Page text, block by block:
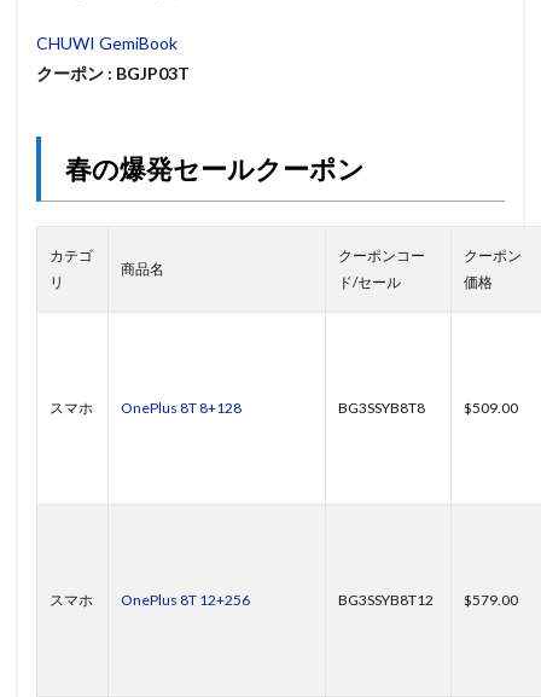
CHUWI GemiBook
クーポン : BGJP03T
春の爆発セールクーポン
カテゴ
リ
商品名
クーポンコー
ド/セール
クーポン
価格
スマホ OnePlus 8T 8+128 BG3SSYB8T8 $509.00
スマホ OnePlus 8T 12+256 BG3SSYB8T12 $579.00